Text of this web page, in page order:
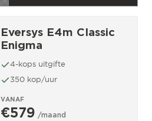
Eversys E4m Classic
Enigma
4-kops uitgifte
350 kop/uur
VANAF
€579 /maand